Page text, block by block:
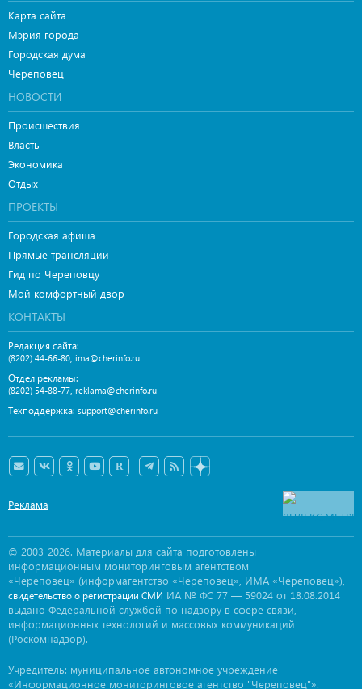
Карта сайта
Мэрия города
Городская дума
Череповец
НОВОСТИ
Происшествия
Власть
Экономика
Отдых
ПРОЕКТЫ
Городская афиша
Прямые трансляции
Гид по Череповцу
Мой комфортный двор
КОНТАКТЫ
Редакция сайта:
(8202) 44-66-80, ima@cherinfo.ru
Отдел рекламы:
(8202) 54-88-77, reklama@cherinfo.ru
Техподдержка: support@cherinfo.ru
Реклама
© 2003-2026. Материалы для сайта подготовлены
информационным мониторинговым агентством
«Череповец» (информагентство «Череповец», ИМА «Череповец»),
свидетельство о регистрации СМИ ИА № ФС 77 — 59024 от 18.08.2014
выдано Федеральной службой по надзору в сфере связи,
информационных технологий и массовых коммуникаций
(Роскомнадзор).
Учредитель: муниципальное автономное учреждение
«Информационное мониторинговое агентство "Череповец"».